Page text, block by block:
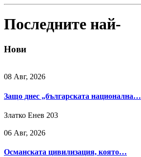
Последните най-
Нови
08 Авг, 2026
Защо днес „българската национална…
Златко Енев 203
06 Авг, 2026
Османската цивилизация, която…